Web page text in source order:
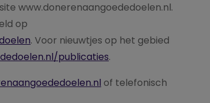
www.donerenaangoededoelen.nl.
op
. Voor nieuwtjes op het gebied
publicaties.
of telefonisch